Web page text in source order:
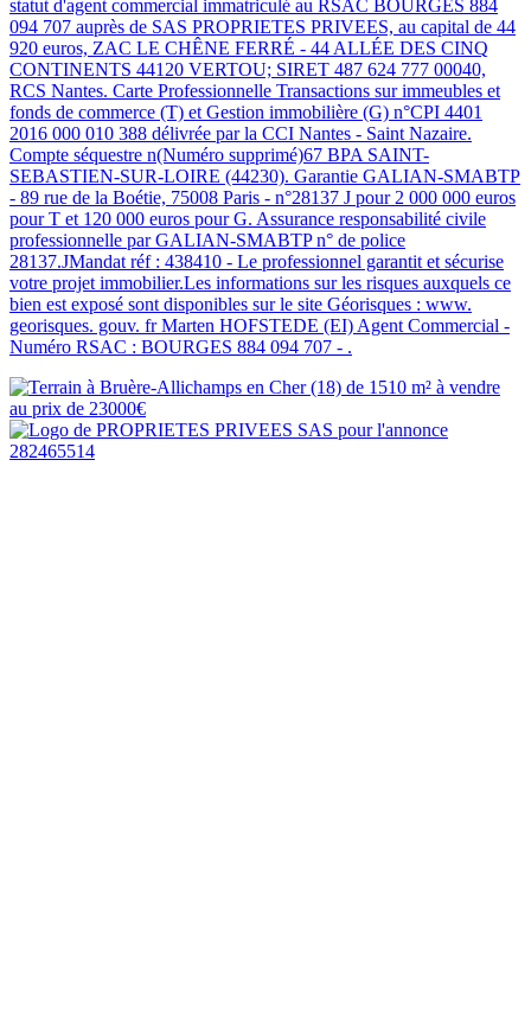
statut d'agent commercial immatriculé au RSAC BOURGES 884
094 707 auprès de SAS PROPRIETES PRIVEES, au capital de 44
920 euros, ZAC LE CHÊNE FERRÉ - 44 ALLÉE DES CINQ
CONTINENTS 44120 VERTOU; SIRET 487 624 777 00040,
RCS Nantes. Carte Professionnelle Transactions sur immeubles et
fonds de commerce (T) et Gestion immobilière (G) n°CPI 4401
2016 000 010 388 délivrée par la CCI Nantes - Saint Nazaire.
Compte séquestre n(Numéro supprimé)67 BPA SAINT-
SEBASTIEN-SUR-LOIRE (44230). Garantie GALIAN-SMABTP
- 89 rue de la Boétie, 75008 Paris - n°28137 J pour 2 000 000 euros
pour T et 120 000 euros pour G. Assurance responsabilité civile
professionnelle par GALIAN-SMABTP n° de police
28137.JMandat réf : 438410 - Le professionnel garantit et sécurise
votre projet immobilier.Les informations sur les risques auxquels ce
bien est exposé sont disponibles sur le site Géorisques : www.
georisques. gouv. fr Marten HOFSTEDE (EI) Agent Commercial -
Numéro RSAC : BOURGES 884 094 707 - .